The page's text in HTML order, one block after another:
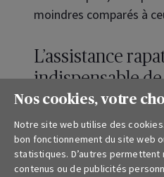
moindres comparés à
L’assistance
indispensable
assurance
Généralement, le
l’assistance incluse
voyage. Celle-ci
Nos cookies, votre
Notre site web utilise des
bon fonctionnement du site web
statistiques. D’autres
contenus ou de publicités